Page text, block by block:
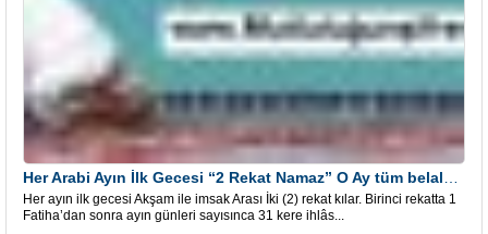
Her ayın ilk gecesi Akşam ile imsak Arası İki (2) rekat kılar. Birinci rekatta 1
Fatiha’dan sonra ayın günleri sayısınca 31 kere ihlâs...